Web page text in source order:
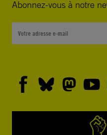
Abonnez-vous à notre